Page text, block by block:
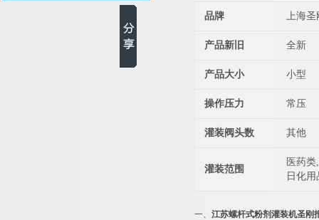
盖机
品牌 上海圣
产品新旧 全新
产品大小 小型
操作压力 常压
灌装阀头数 其他
灌装范围
医药
日化
一、 江苏螺杆式粉剂灌装机圣刚